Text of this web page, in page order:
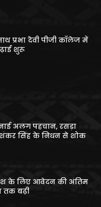
प्रभा देवी पीजी कॉलेज में
शुरू
अलग पहचान, रसड़ा
सिंह के निधन से शोक
के लिए आवेदन की अंतिम
तक बढ़ी